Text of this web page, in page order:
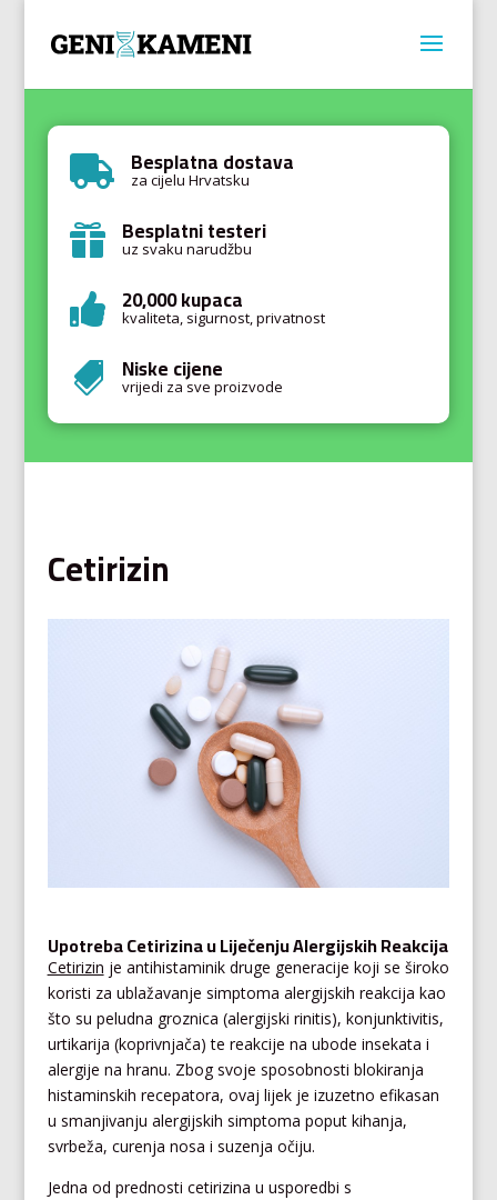
 Besplatna dostava
za cijelu Hrvatsku
 Besplatni testeri
uz svaku narudžbu
 20,000 kupaca
kvaliteta, sigurnost, privatnost
 Niske cijene
vrijedi za sve proizvode
Cetirizin
Upotreba Cetirizina u Liječenju Alergijskih Reakcija
Cetirizin je antihistaminik druge generacije koji se široko
koristi za ublažavanje simptoma alergijskih reakcija kao
što su peludna groznica (alergijski rinitis), konjunktivitis,
urtikarija (koprivnjača) te reakcije na ubode insekata i
alergije na hranu. Zbog svoje sposobnosti blokiranja
histaminskih recepatora, ovaj lijek je izuzetno efikasan
u smanjivanju alergijskih simptoma poput kihanja,
svrbeža, curenja nosa i suzenja očiju.
Jedna od prednosti cetirizina u usporedbi s